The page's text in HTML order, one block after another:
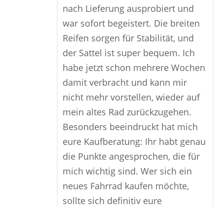
nach Lieferung ausprobiert und
war sofort begeistert. Die breiten
Reifen sorgen für Stabilität, und
der Sattel ist super bequem. Ich
habe jetzt schon mehrere Wochen
damit verbracht und kann mir
nicht mehr vorstellen, wieder auf
mein altes Rad zurückzugehen.
Besonders beeindruckt hat mich
eure Kaufberatung: Ihr habt genau
die Punkte angesprochen, die für
mich wichtig sind. Wer sich ein
neues Fahrrad kaufen möchte,
sollte sich definitiv eure